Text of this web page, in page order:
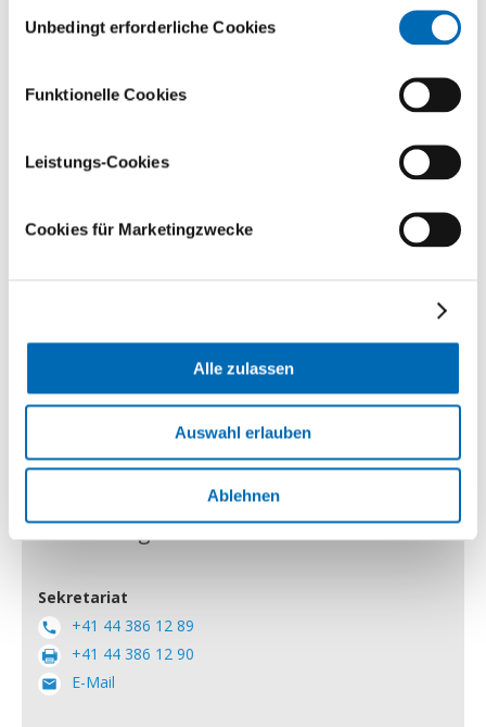
Unbedingt erforderliche Cookies
Funktionelle Cookies
Leistungs-Cookies
Cookies für Marketingzwecke
Alle zulassen
Auswahl erlauben
Ablehnen
E-Learning-Projekt Universität Zürich, Erstellung
eines Computer / Web based Lernprogrammes
Orthopädie für Medizinstudenten, Universität
Zürich / Orthopädische Universitätsklinik Balgrist,
Google Scholar
Zuweisungen
Sekretariat
+41 44 386 12 89
+41 44 386 12 90
E-Mail